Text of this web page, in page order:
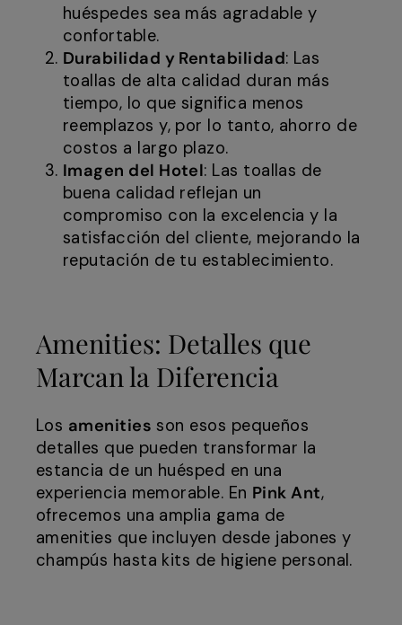
huéspedes sea más agradable y
confortable.
Durabilidad y Rentabilidad: Las
toallas de alta calidad duran más
tiempo, lo que significa menos
reemplazos y, por lo tanto, ahorro de
costos a largo plazo.
Imagen del Hotel: Las toallas de
buena calidad reflejan un
compromiso con la excelencia y la
satisfacción del cliente, mejorando la
reputación de tu establecimiento.
Amenities: Detalles que
Marcan la Diferencia
Los amenities son esos pequeños
detalles que pueden transformar la
estancia de un huésped en una
experiencia memorable. En Pink Ant,
ofrecemos una amplia gama de
amenities que incluyen desde jabones y
champús hasta kits de higiene personal.